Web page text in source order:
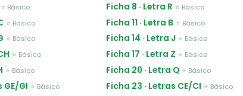
⭐ Básico Ficha 8 · Letra R ⭐ Básico
⭐ Básico Ficha 11 · Letra B ⭐ Básico
⭐ Básico Ficha 14 · Letra J ⭐ Básico
⭐ Básico Ficha 17 · Letra Z ⭐ Básico
⭐ Básico Ficha 20 · Letra Q ⭐ Básico
GE/GI ⭐ Básico Ficha 23 · Letras CE/CI ⭐ Básico